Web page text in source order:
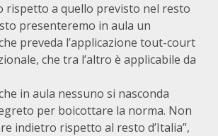
rispetto a quello previsto nel resto
presenteremo in aula un
preveda l’applicazione tout-court
che tra l’altro è applicabile da
in aula nessuno si nasconda
per boicottare la norma. Non
indietro rispetto al resto d’Italia”,